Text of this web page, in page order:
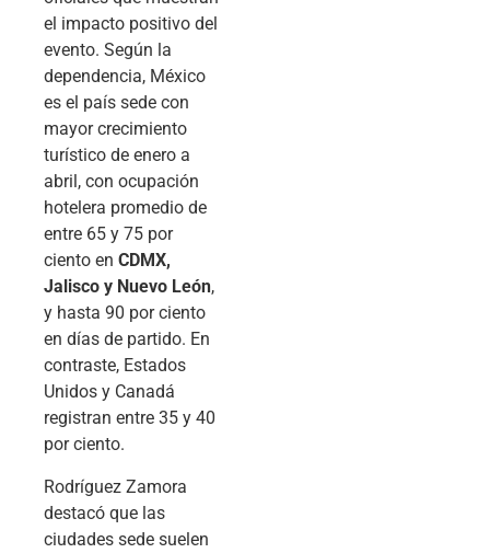
el impacto positivo del
evento. Según la
dependencia, México
es el país sede con
mayor crecimiento
turístico de enero a
abril, con ocupación
hotelera promedio de
entre 65 y 75 por
ciento en CDMX,
Jalisco y Nuevo León,
y hasta 90 por ciento
en días de partido. En
contraste, Estados
Unidos y Canadá
registran entre 35 y 40
por ciento.
Rodríguez Zamora
destacó que las
ciudades sede suelen